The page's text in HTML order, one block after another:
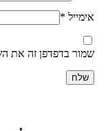
אימייל *
שמור בדפדפן זה את